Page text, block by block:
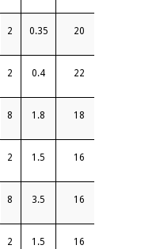
2 0.35 20
2 0.4 22
8 1.8 18
2 1.5 16
8 3.5 16
2 1.5 16